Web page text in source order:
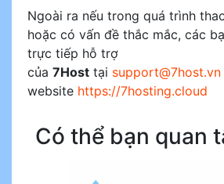
Ngoài ra nếu trong quá trình
hoặc có vấn đề thắc mắc, các
trực tiếp hỗ trợ
của 7Host tại support@7host.vn
website https://7hosting.cloud
Có thể bạn quan